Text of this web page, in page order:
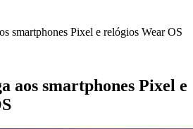
smartphones Pixel e relógios Wear OS
aos smartphones Pixel e